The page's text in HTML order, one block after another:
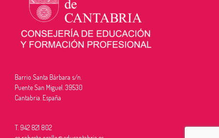
Barrio Santa Bárbara s/n.
Puente San Miguel. 39530
Cantabria. España
T. 942 821 802